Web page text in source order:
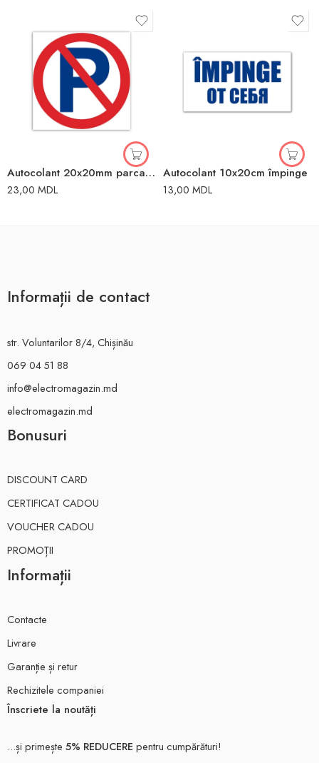
Autocolant 20x20mm parcare interzisă
23,00 MDL
Autocolant 10x20cm împinge
13,00 MDL
Informații de contact
str. Voluntarilor 8/4, Chișinău
069 04 51 88
info@electromagazin.md
electromagazin.md
Bonusuri
DISCOUNT CARD
CERTIFICAT CADOU
VOUCHER CADOU
PROMOȚII
Informații
Contacte
Livrare
Garanție și retur
Rechizitele companiei
Înscriete la noutăți
...și primește 5% REDUCERE pentru cumpărături!